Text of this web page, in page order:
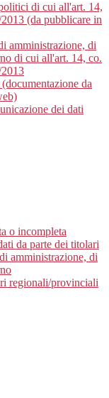
di cui all'art. 14,
(da pubblicare in
amministrazione, di
di cui all'art. 14, co.
da
dei dati
o incompleta
da parte dei titolari
amministrazione, di
regionali/provinciali